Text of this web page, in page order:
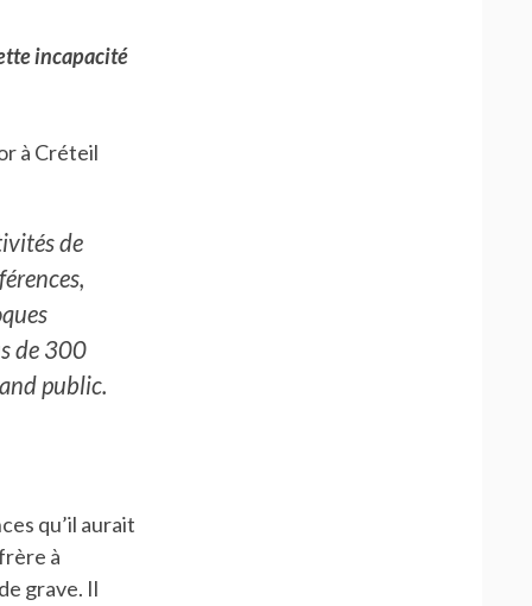
incapacité
à Créteil
de
de 300
public.
qu’il aurait
à
grave. Il